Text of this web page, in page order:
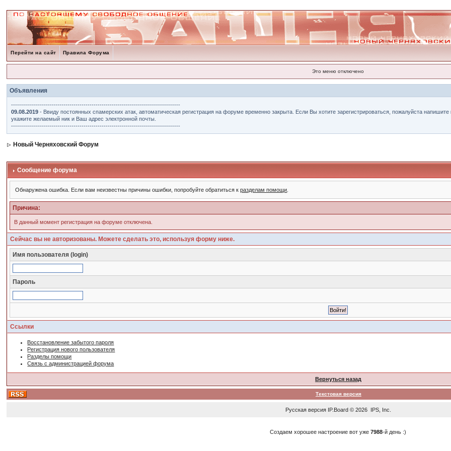
Перейти на сайт Правила Форума
Это меню отключено
Объявления
------------------------------------------------------------------------------------
09.08.2019 - Ввиду постоянных спамерских атак, автоматическая регистрация на форуме временно закрыта. Если Вы хотите зарегистрироваться, пожалуйста
укажите желаемый ник и Ваш адрес электронной почты.
------------------------------------------------------------------------------------
Новый Черняховский Форум
Сообщение форума
Обнаружена ошибка. Если вам неизвестны причины ошибки, попробуйте обратиться кразделам помощи
Причина:
В данный момент регистрация на форуме отключена.
Сейчас вы не авторизованы. Можете сделать это, используя форму ниже.
Имя пользователя (login)
Пароль
Ссылки
Восстановление забытого пароля
Регистрация нового пользователя
Разделы помощи
Связь с администрацией форума
Вернуться назад
Текстовая версия
Русская версия IP.Board© 2026 IPS, Inc
Создаем хорошее настроение вот уже7988-й день :)